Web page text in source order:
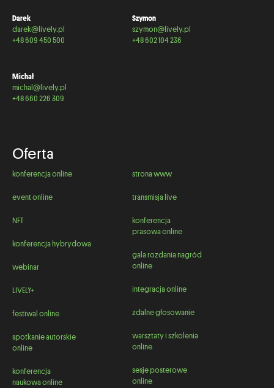
Darek
darek@lively.pl
+48 609 450 500
Michał
michal@lively.pl
+48 660 226 309
Szymon
szymon@lively.pl
+48 602 104 236
Oferta
konferencja online
event online
NFT
konferencja hybrydowa
webinar
LIVELY+
festiwal online
spotkanie autorskie
online
konferencja
naukowa online
strona www
transmisja live
konferencja
prasowa online
gala rozdania nagród
online
integracja online
zdalne głosowanie
warsztaty i szkolenia
online
sesje posterowe
online